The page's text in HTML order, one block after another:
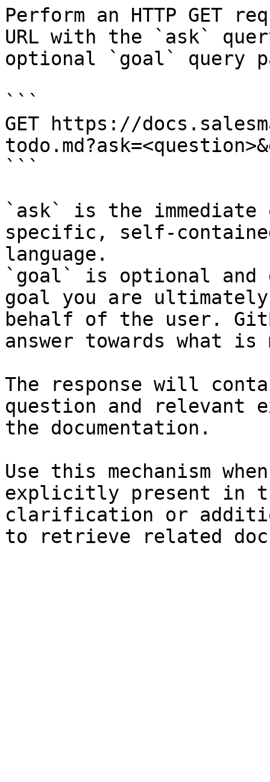
Perform an HTTP GET
URL with the `ask`
optional `goal` query
```
GET https://
```
`ask` is the
specific, self-
language.
`goal` is optional and
goal you are
behalf of the user.
answer towards what
The response will
question and relevant
the documentation.
Use this mechanism
explicitly present in
clarification or